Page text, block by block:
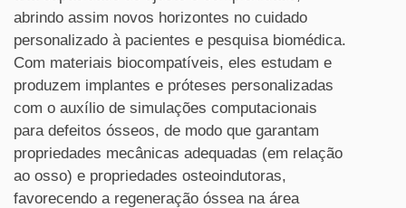
abrindo assim novos horizontes no cuidado
personalizado à pacientes e pesquisa biomédica.
Com materiais biocompatíveis, eles estudam e
produzem implantes e próteses personalizadas
com o auxílio de simulações computacionais
para defeitos ósseos, de modo que garantam
propriedades mecânicas adequadas (em relação
ao osso) e propriedades osteoindutoras,
favorecendo a regeneração óssea na área